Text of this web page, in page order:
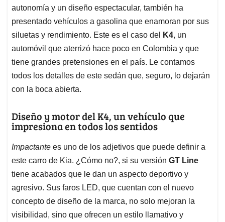
p
k
n
autonomía y un diseño espectacular, también ha
presentado vehículos a gasolina que enamoran por sus
siluetas y rendimiento. Este es el caso del
K4, un
automóvil que aterrizó hace poco en Colombia y que
tiene grandes pretensiones en el país. Le contamos
todos los detalles de este sedán que, seguro, lo dejarán
con la boca abierta.
Diseño y motor del K4, un vehículo que
impresiona en todos los sentidos
Impactante es uno de los adjetivos que puede definir a
este carro de Kia. ¿Cómo no?, si su versión GT Line
tiene acabados que le dan un aspecto deportivo y
agresivo. Sus faros LED, que cuentan con el nuevo
concepto de diseño de la marca, no solo mejoran la
visibilidad, sino que ofrecen un estilo llamativo y